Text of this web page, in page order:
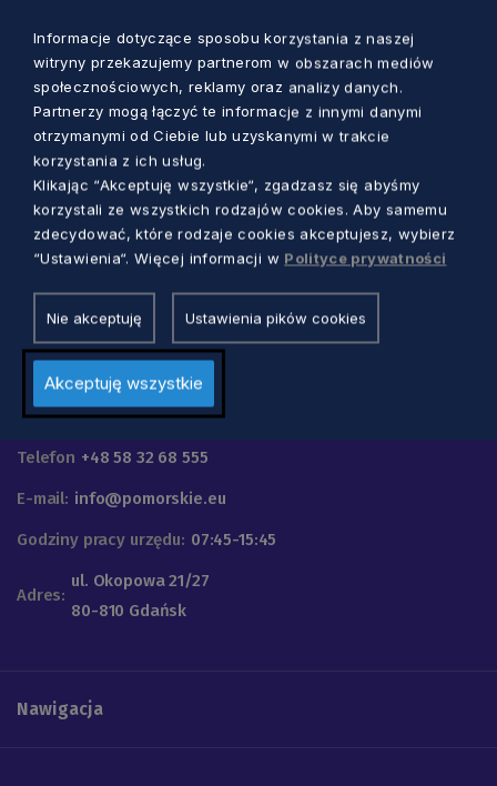
Trójmiasta do Kartuz z przesiadką na
autobus w Somoninie
Aleksander Olszak 4 lata temu
Urząd Marszałkowski
Województwa Pomorskiego
Telefon +48 58 32 68 555
E-mail: info@pomorskie.eu
Godziny pracy urzędu: 07:45-15:45
Adres:
ul. Okopowa 21/27
80-810 Gdańsk
Nawigacja
Informacje dotyczące sposobu korzystania z naszej
witryny przekazujemy partnerom w obszarach mediów
społecznościowych, reklamy oraz analizy danych.
Partnerzy mogą łączyć te informacje z innymi danymi
otrzymanymi od Ciebie lub uzyskanymi w trakcie
korzystania z ich usług.
Klikając “Akceptuję wszystkie“, zgadzasz się abyśmy
korzystali ze wszystkich rodzajów cookies. Aby samemu
zdecydować, które rodzaje cookies akceptujesz, wybierz
“Ustawienia“. Więcej informacji w Polityce prywatności
Nie akceptuję Ustawienia pików cookies
Akceptuję wszystkie